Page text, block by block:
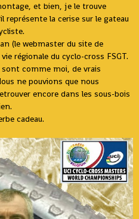
et bien, je le trouve
représente la cerise sur le gateau
(le webmaster du site de
régionale du cyclo-cross FSGT.
comme moi, de vrais
ne pouvions que nous
encore dans les sous-bois
cadeau.